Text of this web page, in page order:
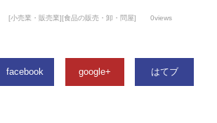
[小売業・販売業][食品の販売・卸・問屋] 0views
facebook google+ はてブ